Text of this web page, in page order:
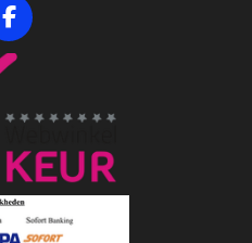
F
a
c
b
o
k